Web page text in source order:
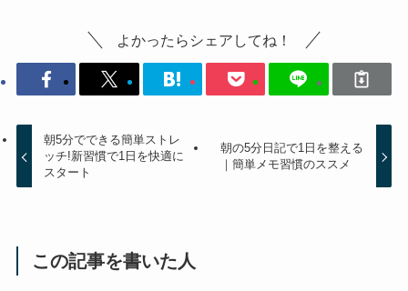
よかったらシェアしてね！
朝5分でできる簡単ストレ
ッチ!新習慣で1日を快適に
スタート
朝の5分日記で1日を整える
｜簡単メモ習慣のススメ
この記事を書いた人